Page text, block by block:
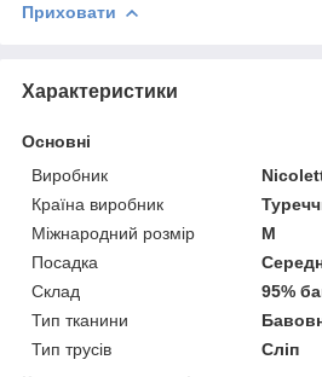
Приховати
Характеристики
Основні
Виробник
Країна виробник
Міжнародний розмір
M
Посадка
Склад
95%
Тип тканини
Тип трусів
Сліп